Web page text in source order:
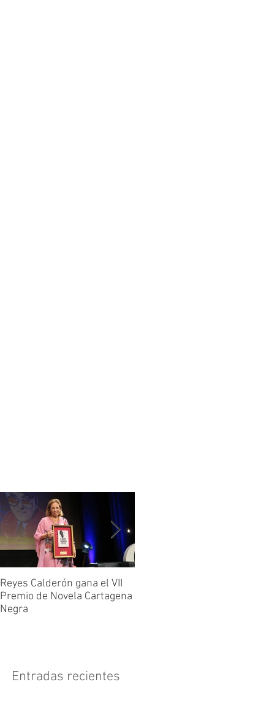
Reyes Calderón gana el VII
Premio de Novela Cartagena
Negra
Entradas recientes